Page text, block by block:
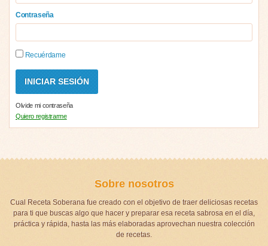
Contraseña
Recuérdame
Olvide mi contraseña
Quiero registrarme
Sobre nosotros
Cual Receta Soberana fue creado con el objetivo de traer deliciosas recetas
para ti que buscas algo que hacer y preparar esa receta sabrosa en el día,
práctica y rápida, hasta las más elaboradas aprovechan nuestra colección
de recetas.